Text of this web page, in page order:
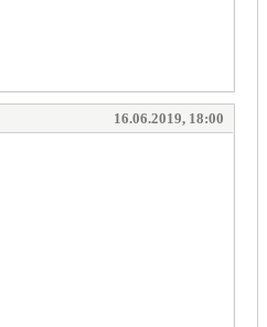
16.06.2019, 18:00